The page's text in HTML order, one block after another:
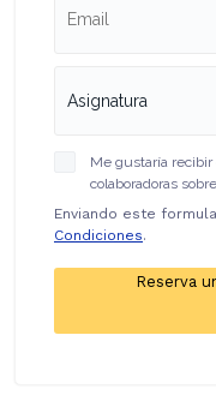
Me gustaría
colaboradoras
Enviando este
Condiciones.